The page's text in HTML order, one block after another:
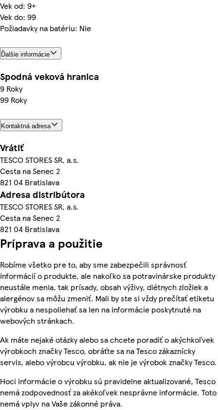
Vek od: 9+
Vek do: 99
Požiadavky na batériu: Nie
Ďalšie informácie
Spodná veková hranica
9 Roky
99 Roky
Kontaktná adresa
Vrátiť
TESCO STORES SR, a.s.
Cesta na Senec 2
821 04 Bratislava
Adresa distribútora
TESCO STORES SR, a.s.
Cesta na Senec 2
821 04 Bratislava
Príprava a použitie
Robíme všetko pre to, aby sme zabezpečili správnosť
informácií o produkte, ale nakoľko sa potravinárske produkty
neustále menia, tak prísady, obsah výživy, diétnych zložiek a
alergénov sa môžu zmeniť. Mali by ste si vždy prečítať etiketu
výrobku a nespoliehať sa len na informácie poskytnuté na
webových stránkach.
Ak máte nejaké otázky alebo sa chcete poradiť o akýchkoľvek
výrobkoch značky Tesco, obráťte sa na Tesco zákaznícky
servis, alebo výrobcu výrobku, ak nie je výrobok značky Tesco.
Hoci informácie o výrobku sú pravidelne aktualizované, Tesco
nemá zodpovednosť za akékoľvek nesprávne informácie. Toto
nemá vplyv na Vaše zákonné práva.